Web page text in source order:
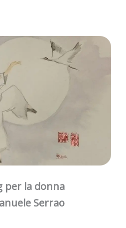
per la donna
Serrao